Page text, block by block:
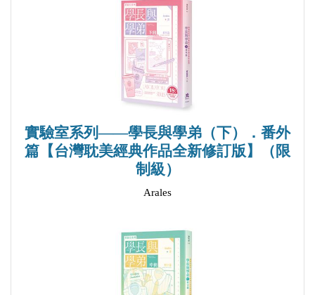
實驗室系列——學長與學弟（下）．番外
篇【台灣耽美經典作品全新修訂版】（限
制級）
Arales